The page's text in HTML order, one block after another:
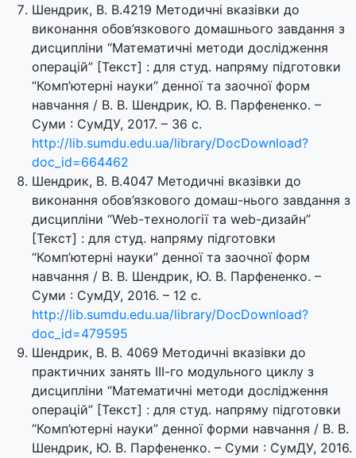
Шендрик, В. В.4219 Методичні вказівки до
виконання обов’язкового домашнього завдання з
дисципліни “Математичні методи дослідження
операцій” [Текст] : для студ. напряму підготовки
“Комп’ютерні науки” денної та заочної форм
навчання / В. В. Шендрик, Ю. В. Парфененко. –
Суми : СумДУ, 2017. – 36 с.
http://lib.sumdu.edu.ua/library/DocDownload?
doc_id=664462
Шендрик, В. В.4047 Методичні вказівки до
виконання обов’язкового домаш-нього завдання з
дисципліни “Web-технології та web-дизайн”
[Текст] : для студ. напряму підготовки
“Комп’ютерні науки” денної та заочної форм
навчання / В. В. Шендрик, Ю. В. Парфененко. –
Суми : СумДУ, 2016. – 12 с.
http://lib.sumdu.edu.ua/library/DocDownload?
doc_id=479595
Шендрик, В. В. 4069 Методичні вказівки до
практичних занять IIІ-го модульного циклу з
дисципліни “Математичні методи дослідження
операцій” [Текст] : для студ. напряму підготовки
“Комп’ютерні науки” денної форми навчання / В. В.
Шендрик, Ю. В. Парфененко. – Суми : СумДУ, 2016.